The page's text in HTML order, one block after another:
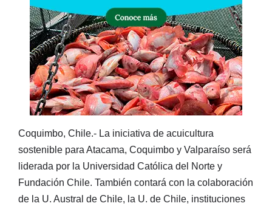
Coquimbo, Chile.- La iniciativa de acuicultura
sostenible para Atacama, Coquimbo y Valparaíso será
liderada por la Universidad Católica del Norte y
Fundación Chile. También contará con la colaboración
de la U. Austral de Chile, la U. de Chile, instituciones